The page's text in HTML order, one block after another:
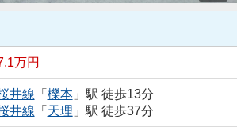
万円
井線 「 櫟本」駅 徒歩13分
井線 「 天理 」駅 徒歩37分